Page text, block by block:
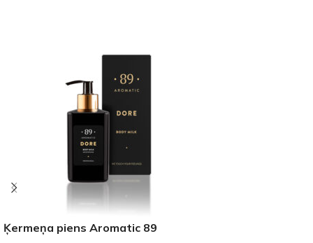
Ķermeņa piens Aromatic 89